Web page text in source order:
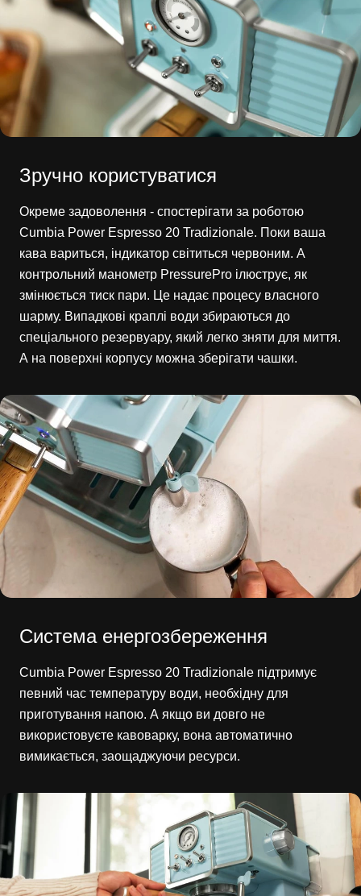
Зручно користуватися
Окреме задоволення - спостерігати за роботою
Cumbia Power Espresso 20 Tradizionale. Поки ваша
кава вариться, індикатор світиться червоним. А
контрольний манометр PressurePro ілюструє, як
змінюється тиск пари. Це надає процесу власного
шарму. Випадкові краплі води збираються до
спеціального резервуару, який легко зняти для миття.
А на поверхні корпусу можна зберігати чашки.
Система енергозбереження
Cumbia Power Espresso 20 Tradizionale підтримує
певний час температуру води, необхідну для
приготування напою. А якщо ви довго не
використовуєте кавоварку, вона автоматично
вимикається, заощаджуючи ресурси.